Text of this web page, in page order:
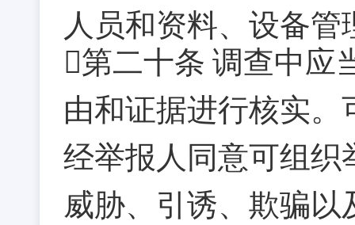
人员和资料、设备
第二十条 调查中应
由和证据进行核实
经举报人同意可组织
威胁、引诱、欺骗